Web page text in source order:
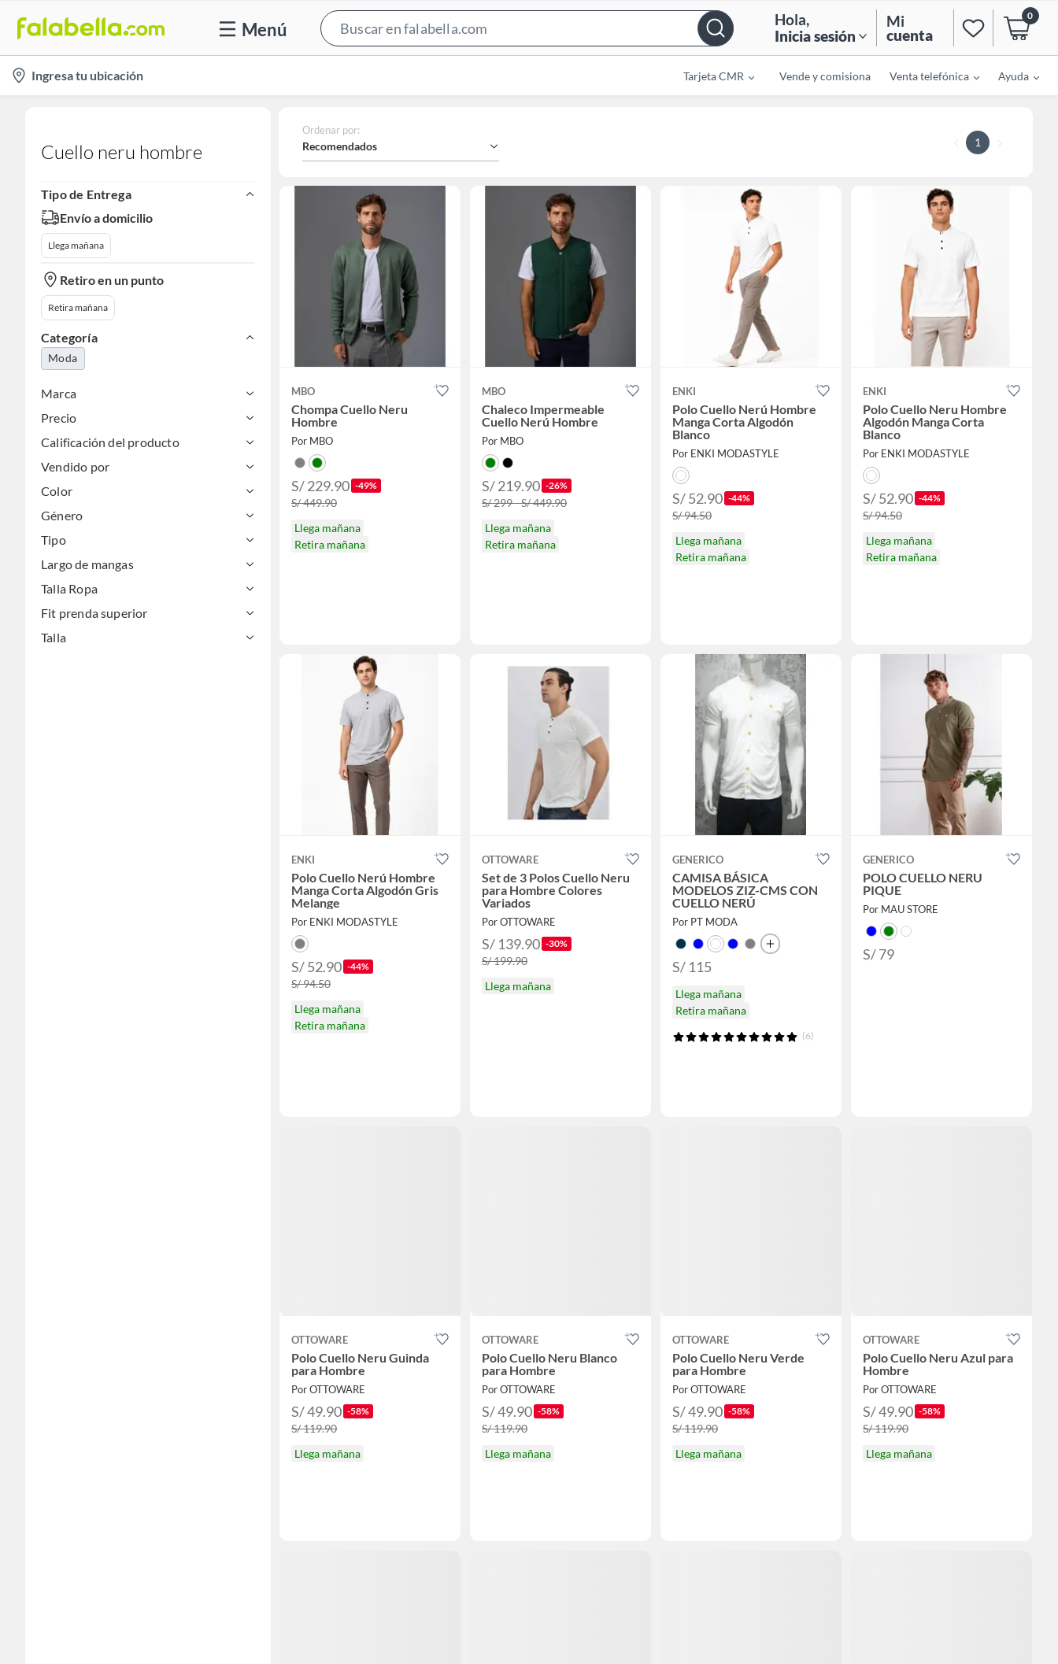
Menú
Bar
Hola,
Inicia sesión
Mi
cuenta
0
location-
icon
Ingresa tu ubicación Tarjeta CMR Vende y comisiona Venta telefónica Ayuda
Cuello neru hombre
Tipo de Entrega
Envío a domicilio
Llega mañana
Retiro en un punto
Retira mañana
Categoría
Moda
Marca
Precio
Calificación del producto
Vendido por
Color
Género
Tipo
Largo de mangas
Talla Ropa
Fit prenda superior
Talla
Ordenar por:
Recomendados 1
MBO
Chompa Cuello Neru
Hombre
Por MBO
S/ 229.90 -49%
S/ 449.90
Llega mañana
Retira mañana
MBO
Chaleco Impermeable
Cuello Nerú Hombre
Por MBO
S/ 219.90 -26%
S/ 299 - S/ 449.90
Llega mañana
Retira mañana
ENKI
Polo Cuello Nerú Hombre
Manga Corta Algodón
Blanco
Por ENKI MODASTYLE
S/ 52.90 -44%
S/ 94.50
Llega mañana
Retira mañana
ENKI
Polo Cuello Neru Hombre
Algodón Manga Corta
Blanco
Por ENKI MODASTYLE
S/ 52.90 -44%
S/ 94.50
Llega mañana
Retira mañana
ENKI
Polo Cuello Nerú Hombre
Manga Corta Algodón Gris
Melange
Por ENKI MODASTYLE
S/ 52.90 -44%
S/ 94.50
Llega mañana
Retira mañana
OTTOWARE
Set de 3 Polos Cuello Neru
para Hombre Colores
Variados
Por OTTOWARE
S/ 139.90 -30%
S/ 199.90
Llega mañana
GENERICO
CAMISA BÁSICA
MODELOS ZIZ-CMS CON
CUELLO NERÚ
Por PT MODA
S/ 115
Llega mañana
Retira mañana
(6)
GENERICO
POLO CUELLO NERU
PIQUE
Por MAU STORE
S/ 79
OTTOWARE
Polo Cuello Neru Guinda
para Hombre
Por OTTOWARE
S/ 49.90 -58%
S/ 119.90
Llega mañana
OTTOWARE
Polo Cuello Neru Blanco
para Hombre
Por OTTOWARE
S/ 49.90 -58%
S/ 119.90
Llega mañana
OTTOWARE
Polo Cuello Neru Verde
para Hombre
Por OTTOWARE
S/ 49.90 -58%
S/ 119.90
Llega mañana
OTTOWARE
Polo Cuello Neru Azul para
Hombre
Por OTTOWARE
S/ 49.90 -58%
S/ 119.90
Llega mañana